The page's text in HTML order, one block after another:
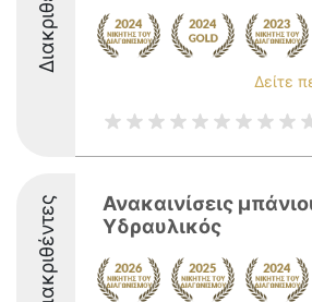
Δείτε
Διακριθέντες
Ανακαινίσεις
Υδραυλικός